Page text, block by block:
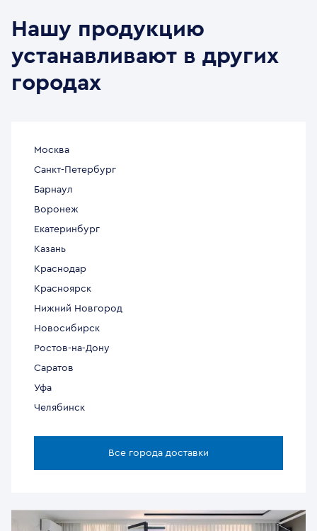
Нашу продукцию
устанавливают в других
городах
Москва
Санкт-Петербург
Барнаул
Воронеж
Екатеринбург
Казань
Краснодар
Красноярск
Нижний Новгород
Новосибирск
Ростов-на-Дону
Саратов
Уфа
Челябинск
Все города доставки